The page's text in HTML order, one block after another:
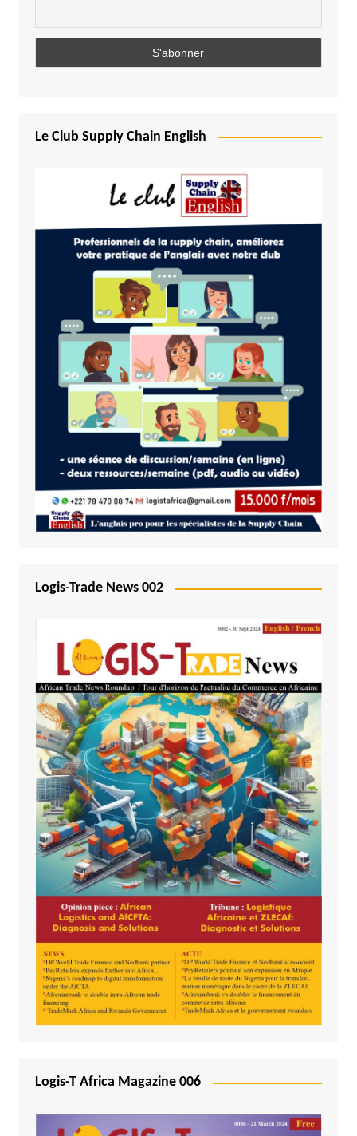
Le Club Supply Chain English
Logis-Trade News 002
Logis-T Africa Magazine 006